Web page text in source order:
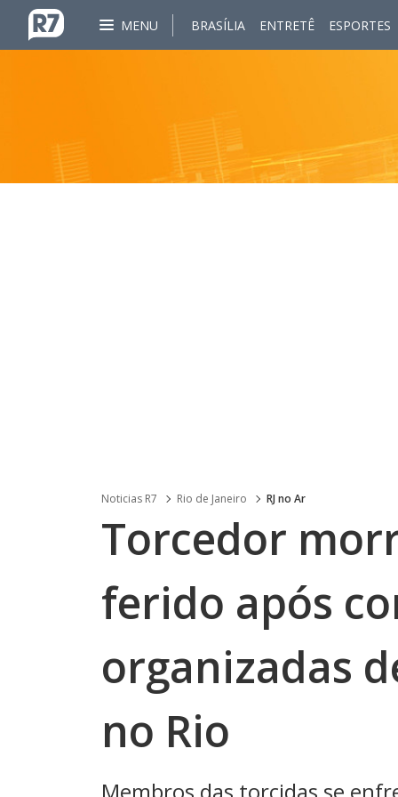
MENU BRASÍLIA ENTRETÊ ESPORTES
Noticias R7 Rio de Janeiro RJ no Ar
Torcedor
ferido após
organizadas
no Rio